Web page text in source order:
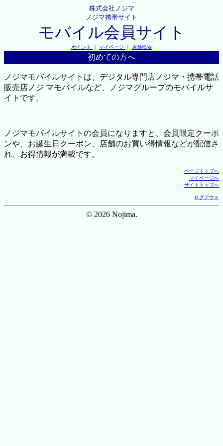
株式会社ノジマ
ノジマ携帯サイト
モバイル会員サイト
ポイント ｜ マイページ ｜ 店舗検索
初めての方へ
ノジマモバイルサイトは、デジタル専門店ノジマ・携帯電話
販売店ノジ マモバイルなど、ノジマグループのモバイルサ
イトです。
ノジマモバイルサイトの会員になりますと、会員限定クーポ
ンや、お誕生日クーポン、店舗のお買い得情報などが配信さ
れ、お得情報が満載です。
ページトップへ
マイページへ
サイトトップへ
ログアウト
© 2026 Nojima.